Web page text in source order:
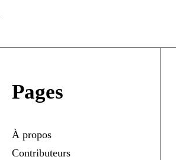
Pages
À propos
Contributeurs